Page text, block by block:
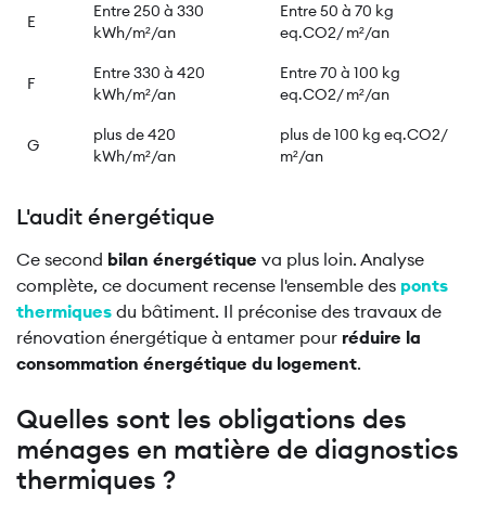
E
Entre 250 à 330
kWh/m²/an
Entre 50 à 70 kg
eq.CO2/ m²/an
F
Entre 330 à 420
kWh/m²/an
Entre 70 à 100 kg
eq.CO2/ m²/an
G
plus de 420
kWh/m²/an
plus de 100 kg eq.CO2/
m²/an
L'audit énergétique
Ce second bilan énergétique va plus loin. Analyse
complète, ce document recense l'ensemble des ponts
thermiques du bâtiment. Il préconise des travaux de
rénovation énergétique à entamer pour réduire la
consommation énergétique du logement.
Quelles sont les obligations des
ménages en matière de diagnostics
thermiques ?